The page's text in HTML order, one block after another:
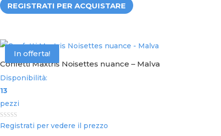
o
f
REGISTRATI PER ACQUISTARE
In offerta!
Confetti Maxtris Noisettes nuance – Malva
Disponibilità:
13
pezzi
0
o
Registrati per vedere il prezzo